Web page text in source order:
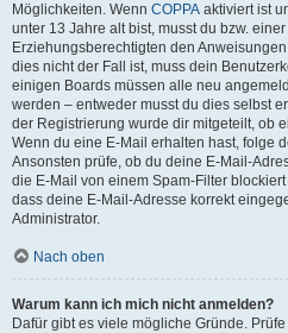
Möglichkeiten. Wenn COPPA aktiviert ist
unter 13 Jahre alt bist, musst du bzw.
Erziehungsberechtigten den
dies nicht der Fall ist, muss dein
einigen Boards müssen alle neu
werden – entweder musst du dies selbst
der Registrierung wurde dir mitgeteilt, ob
Wenn du eine E-Mail erhalten hast, folge
Ansonsten prüfe, ob du deine E-Mail-
die E-Mail von einem Spam-Filter
dass deine E-Mail-Adresse korrekt
Administrator.
Nach oben
Warum kann ich mich nicht anmelden?
Dafür gibt es viele mögliche Gründe.